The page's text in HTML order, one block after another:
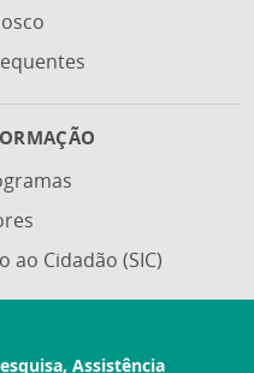
ao Cidadão (SIC)
Assistência